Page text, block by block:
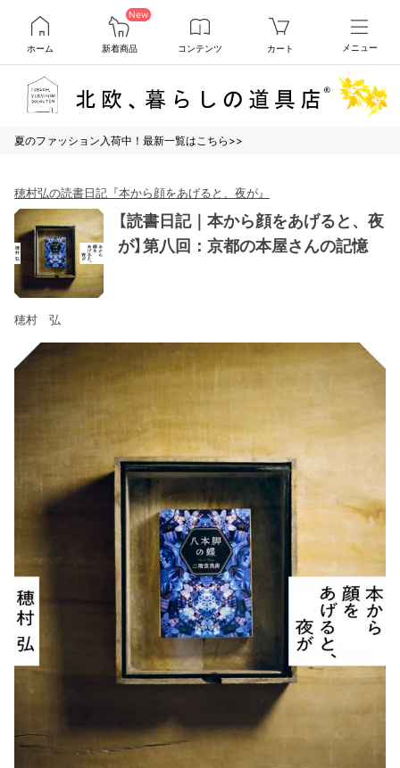
ホーム
New
新着商品 コンテンツ カート メニュー
夏のファッション入荷中！最新一覧はこちら>>
穂村弘の読書日記『本から顔をあげると、夜が』
【読書日記｜本から顔をあげると、夜
が】第八回：京都の本屋さんの記憶
穂村 弘